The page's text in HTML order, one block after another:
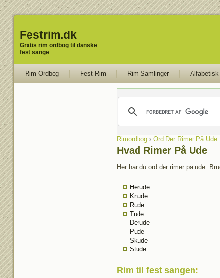
Festrim.dk
Gratis rim ordbog til danske
fest sange
Rim Ordbog Fest Rim Rim Samlinger Alfabetisk
Rimordbog› Ord Der Rimer På Ude
Hvad Rimer På Ude
Her har du ord der rimer på ude.
Herude
Knude
Rude
Tude
Derude
Pude
Skude
Stude
Rim til fest sangen: